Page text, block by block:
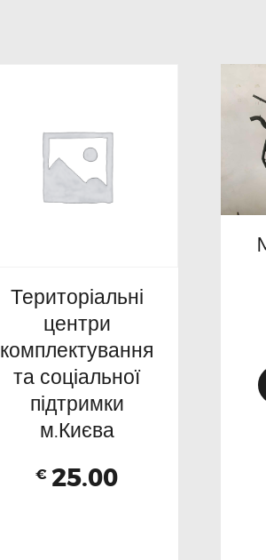
Територіальні
центри
комплектування
та соціальної
підтримки
м.Києва
€ 25.00